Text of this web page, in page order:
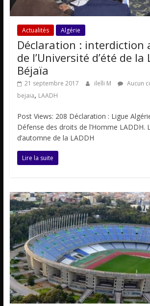
Actualités Algérie
Déclaration : interdiction
de l’Université d’été de la
Béjaïa
21 septembre 2017 ilelli M
Aucun
bejaia, LAADH
Post Views: 208 Déclaration : Ligue
Défense des droits de l’Homme LADDH.
d’automne de la LADDH
Lire la suite